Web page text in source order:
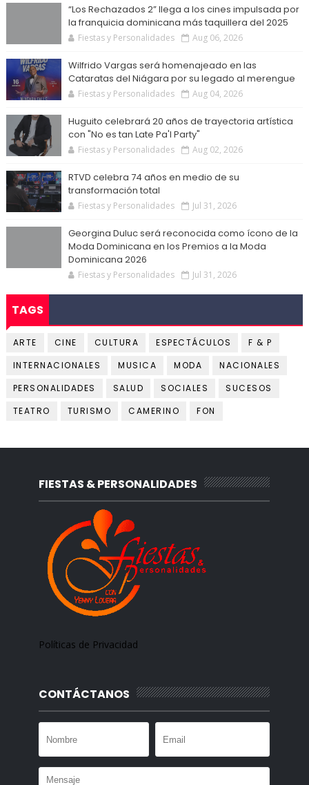
“Los Rechazados 2” llega a los cines impulsada por
la franquicia dominicana más taquillera del 2025
Fiestas y Personalidades Aug 06, 2026
Wilfrido Vargas será homenajeado en las
Cataratas del Niágara por su legado al merengue
Fiestas y Personalidades Aug 04, 2026
Huguito celebrará 20 años de trayectoria artística
con "No es tan Late Pa'l Party"
Fiestas y Personalidades Aug 02, 2026
RTVD celebra 74 años en medio de su
transformación total
Fiestas y Personalidades Jul 31, 2026
Georgina Duluc será reconocida como ícono de la
Moda Dominicana en los Premios a la Moda
Dominicana 2026
Fiestas y Personalidades Jul 31, 2026
TAGS
ARTE CINE CULTURA ESPECTÁCULOS
F & P
INTERNACIONALES
MUSICA MODA
NACIONALES
PERSONALIDADES
SALUD SOCIALES
SUCESOS
TEATRO
TURISMO CAMERINO FON
FIESTAS & PERSONALIDADES
Políticas de Privacidad
CONTÁCTANOS